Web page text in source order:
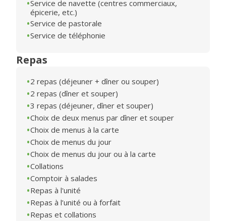
Service de navette (centres commerciaux,
épicerie, etc.)
Service de pastorale
Service de téléphonie
Repas
2 repas (déjeuner + dîner ou souper)
2 repas (dîner et souper)
3 repas (déjeuner, dîner et souper)
Choix de deux menus par dîner et souper
Choix de menus à la carte
Choix de menus du jour
Choix de menus du jour ou à la carte
Collations
Comptoir à salades
Repas à l'unité
Repas à l’unité ou à forfait
Repas et collations